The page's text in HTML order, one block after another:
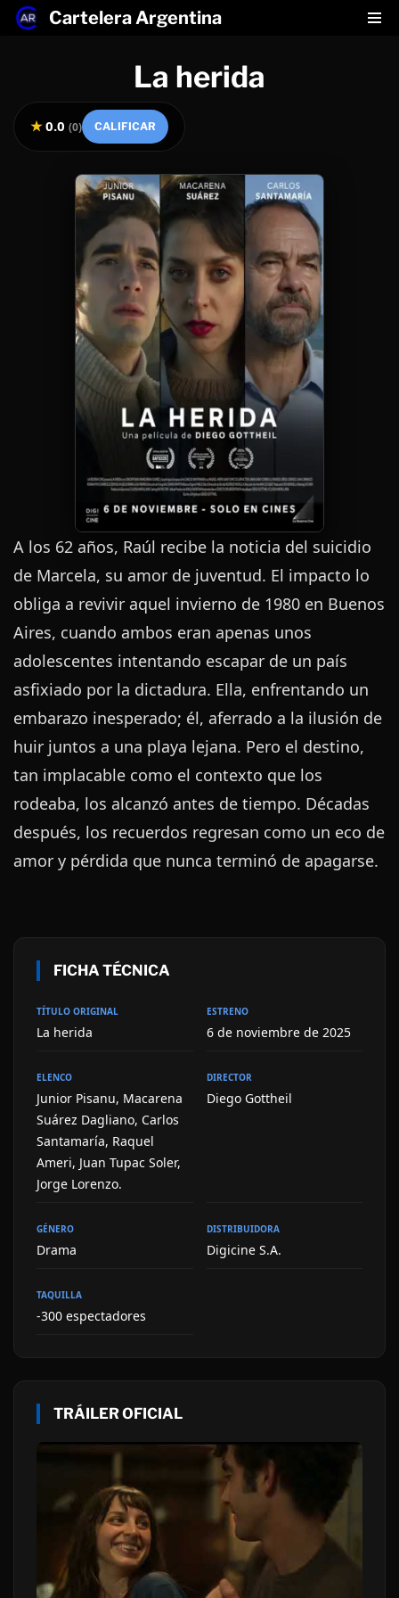
Cartelera Argentina
La herida
★ 0.0 (0) CALIFICAR
A los 62 años, Raúl recibe la noticia del suicidio
de Marcela, su amor de juventud. El impacto lo
obliga a revivir aquel invierno de 1980 en Buenos
Aires, cuando ambos eran apenas unos
adolescentes intentando escapar de un país
asfixiado por la dictadura. Ella, enfrentando un
embarazo inesperado; él, aferrado a la ilusión de
huir juntos a una playa lejana. Pero el destino,
tan implacable como el contexto que los
rodeaba, los alcanzó antes de tiempo. Décadas
después, los recuerdos regresan como un eco de
amor y pérdida que nunca terminó de apagarse.
FICHA TÉCNICA
TÍTULO ORIGINAL
La herida
ESTRENO
6 de noviembre de 2025
ELENCO
Junior Pisanu, Macarena
Suárez Dagliano, Carlos
Santamaría, Raquel
Ameri, Juan Tupac Soler,
Jorge Lorenzo.
DIRECTOR
Diego Gottheil
GÉNERO
Drama
DISTRIBUIDORA
Digicine S.A.
TAQUILLA
-300 espectadores
TRÁILER OFICIAL